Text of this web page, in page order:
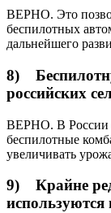
ВЕРНО. Это
беспилотных
дальнейшего
8)
российских
ВЕРНО. В России в
беспилотные
увеличивать
9) Крайне
используются